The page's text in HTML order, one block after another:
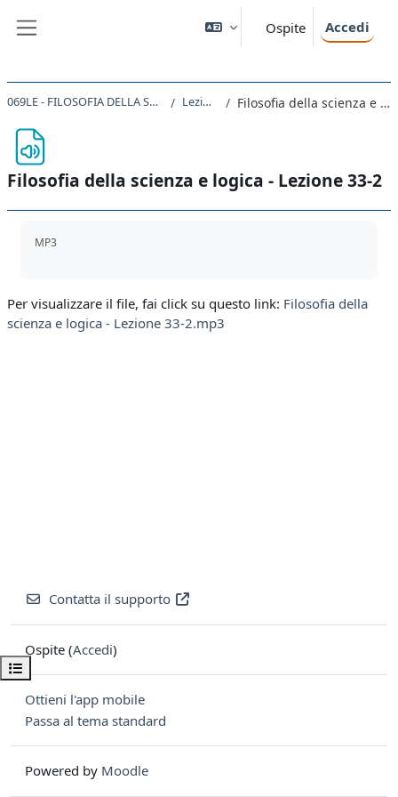
Ospite Accedi
Apri indice del corso
069LE - FILOSOFIA DELLA SCIENZA E LOGICA 2019 Lezioni 31-35 Filosofia della scienza e logica - Lezione 33-2
Filosofia della scienza e logica - Lezione 33-2
MP3
Per visualizzare il file, fai click su questo link: Filosofia della
scienza e logica - Lezione 33-2.mp3
Contatta il supporto
Ospite (Accedi)
Ottieni l'app mobile
Passa al tema standard
Powered by Moodle